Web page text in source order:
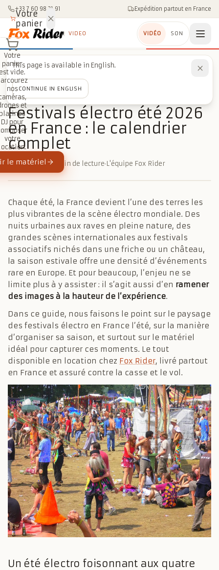
Aller au contenu
+33 7 60 98 21 91 Expédition partout en France
VIDEO VIDÉO SON
Accueil/Blog/ Événementiel
/
ÉVÉNEMENTIEL
Festivals électro été 2026
en France : le calendrier
complet
9 juillet 2026·4 min de lecture·L'équipe Fox Rider
Chaque été, la France devient l’une des terres les
plus vibrantes de la scène électro mondiale. Des
nuits urbaines aux raves en pleine nature, des
grandes scènes internationales aux festivals
associatifs nichés dans une friche ou un château,
la saison estivale offre une densité d’événements
rare en Europe. Et pour beaucoup, l’enjeu ne se
limite plus à y assister : il s’agit aussi d’en ramener
des images à la hauteur de l’expérience.
Dans ce guide, nous faisons le point sur le paysage
des festivals électro en France l’été, sur la manière
d’organiser sa saison, et surtout sur le matériel
idéal pour capturer ces moments. Le tout
disponible en location chez Fox Rider, livré partout
en France et assuré contre la casse et le vol.
Un été électro foisonnant aux quatre
Votre
panier
Votre
panier
vide.
nos
et
DJ pour
votre
le matériel
This page is available in English.
CONTINUE IN ENGLISH